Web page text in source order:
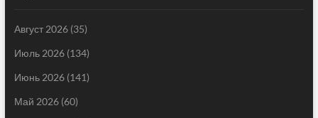
Август 2026(35)
Июль 2026(134)
Июнь 2026(141)
Май 2026(60)